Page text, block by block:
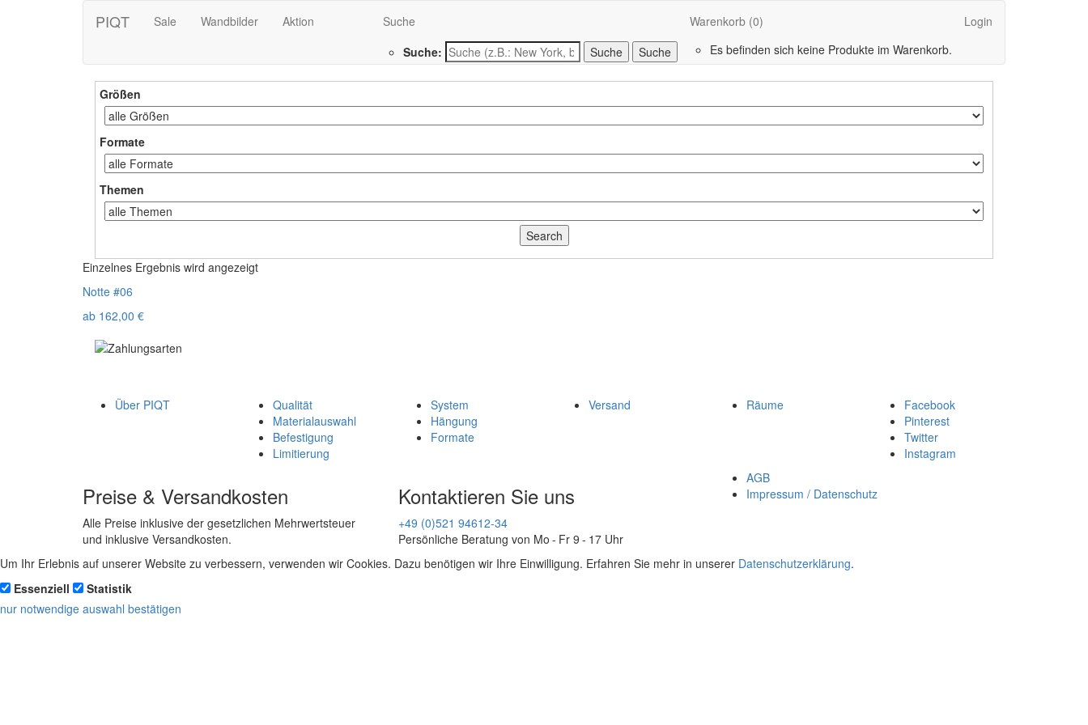
PIQT Sale Wandbilder Aktion
Suche
Suche:
Suche
Warenkorb (0)
Es befinden sich keine Produkte im Warenkorb.
Login
Größen
Formate
Themen
Einzelnes Ergebnis wird angezeigt
Notte #06
ab 162,00 €
Über PIQT
Qualität
Materialauswahl
Befestigung
Limitierung
System
Hängung
Formate
Versand Räume
Facebook
Pinterest
Twitter
Instagram
Preise & Versandkosten
Alle Preise inklusive der gesetzlichen Mehrwertsteuer
und inklusive Versandkosten.
Kontaktieren Sie uns
+49 (0)521 94612-34
Persönliche Beratung von Mo - Fr 9 - 17 Uhr
AGB
Impressum / Datenschutz
Um Ihr Erlebnis auf unserer Website zu verbessern, verwenden wir Cookies. Dazu benötigen wir Ihre Einwilligung. Erfahren Sie mehr in unserer Datenschutzerklärung.
Essenziell
Statistik
nur notwendige auswahl bestätigen